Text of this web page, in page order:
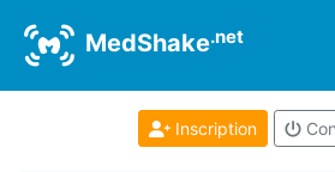
MedShake.net
Inscription